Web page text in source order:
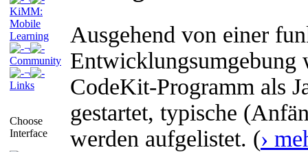
KiMM:
Mobile
Learning
¬
Community
¬
Links
Choose
Interface
Ausgehend von einer
Entwicklungsumgebung
CodeKit-Programm als
gestartet, typische
werden aufgelistet. (›